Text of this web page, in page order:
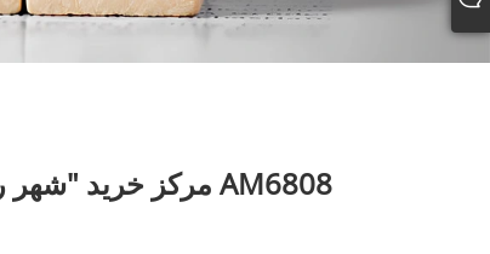
مرکز خرید "شهر رمز و راز" نصب مکعب زیبایی سوپرمارکت اکریلیک آکوستیک ضد سرقت مغناطیسی AM6808